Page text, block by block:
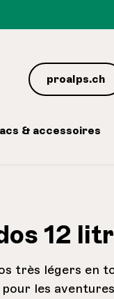
proalps.ch
& accessoires
12
très légers en
les